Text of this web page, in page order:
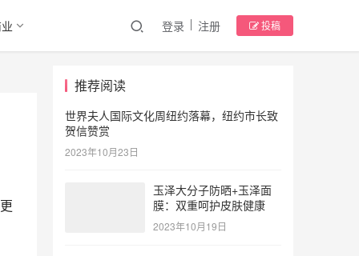
登录 注册 投稿
推荐阅读
世界夫人国际文化周纽约落幕，纽约市长致
贺信赞赏
2023年10月23日
玉泽大分子防晒+玉泽面
膜：双重呵护皮肤健康
2023年10月19日